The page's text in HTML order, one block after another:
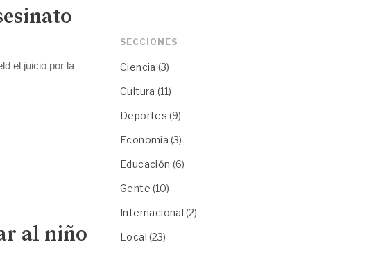
el juicio por la
al niño
SECCIONES
Ciencia (3)
Cultura (11)
Deportes (9)
Economía (3)
Educación (6)
Gente (10)
Internacional (2)
Local (23)